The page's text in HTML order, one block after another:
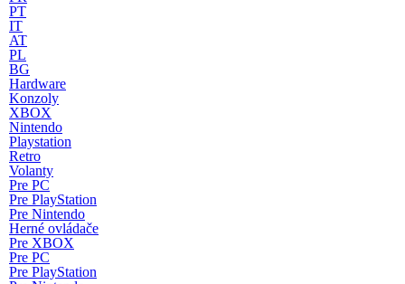
PT
IT
AT
PL
BG
Hardware
Konzoly
XBOX
Nintendo
Playstation
Retro
Volanty
Pre PC
Pre PlayStation
Pre Nintendo
Herné ovládače
Pre XBOX
Pre PC
Pre PlayStation